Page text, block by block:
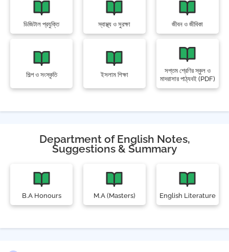
ডিজিটাল প্রযুক্তি স্বাস্থ্য ও সুরক্ষা জীবন ও জীবিকা
শিল্প ও সংস্কৃতি ইসলাম শিক্ষা
সপ্তম শ্রেণির স্কুল ও
মাদরাসার পাঠ্যবই (PDF)
Department of English Notes,
Suggestions & Summary
B.A Honours M.A (Masters) English Literature